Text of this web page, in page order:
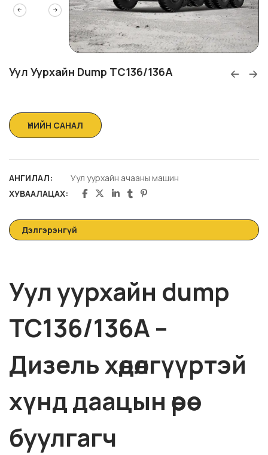
Уул Уурхайн Dump TC136/136A
АНГИЛАЛ:
Уул уурхайн ачааны машин
ХУВААЛАЦАХ:
Дэлгэрэнгүй
Уул уурхайн dump
TC136/136A –
Дизель хөдөлгүүртэй
хүнд даацын өөрөө
буулгагч